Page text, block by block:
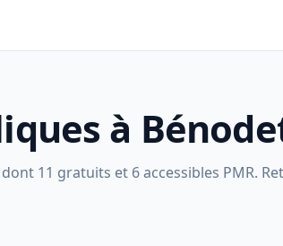
à
11 gratuits et 6 accessibles PMR.